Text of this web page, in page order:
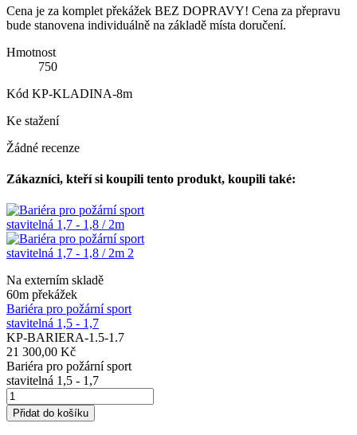
Cena je za komplet překážek BEZ DOPRAVY! Cena za přepravu
bude stanovena individuálně na základě místa doručení.
Hmotnost
750
Kód KP-KLADINA-8m
Ke stažení
Žádné recenze
Zákazníci, kteří si koupili tento produkt, koupili také:
Na externím skladě
60m překážek
Bariéra pro požární sport
stavitelná 1,5 - 1,7
KP-BARIERA-1.5-1.7
21 300,00 Kč
Bariéra pro požární sport
stavitelná 1,5 - 1,7
Přidat do košíku